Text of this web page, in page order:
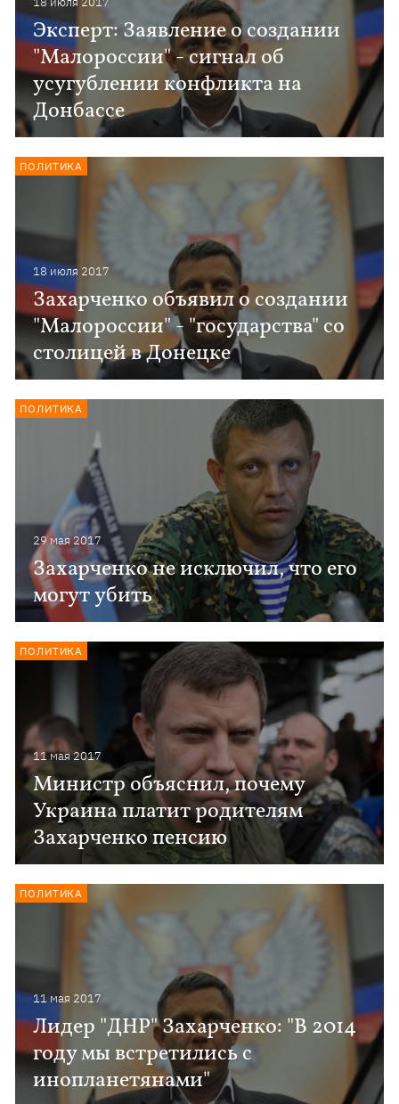
Эксперт: Заявление о создании
"Малороссии" - сигнал об
усугублении конфликта на
Донбассе
18 июля 2017
Захарченко объявил о создании
"Малороссии" - "государства" со
столицей в Донецке
ПОЛИТИКА
29 мая 2017
Захарченко не исключил, что его
могут убить
ПОЛИТИКА
11 мая 2017
Министр объяснил, почему
Украина платит родителям
Захарченко пенсию
ПОЛИТИКА
11 мая 2017
Лидер "ДНР" Захарченко: "В 2014
году мы встретились с
инопланетянами"
ПОЛИТИКА